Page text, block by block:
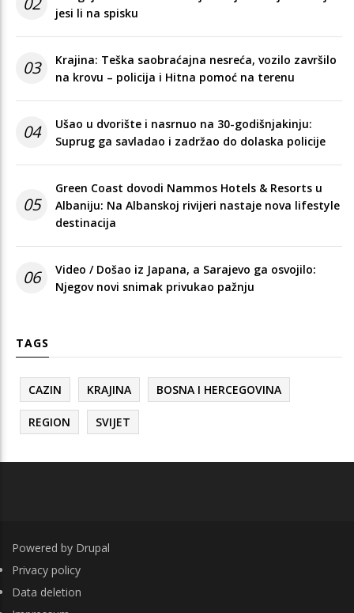
jesi li na spisku
03
Krajina: Teška saobraćajna nesreća, vozilo završilo
na krovu – policija i Hitna pomoć na terenu
04
Ušao u dvorište i nasrnuo na 30-godišnjakinju:
Suprug ga savladao i zadržao do dolaska policije
05
Green Coast dovodi Nammos Hotels & Resorts u
Albaniju: Na Albanskoj rivijeri nastaje nova lifestyle
destinacija
06
Video / Došao iz Japana, a Sarajevo ga osvojilo:
Njegov novi snimak privukao pažnju
TAGS
CAZIN KRAJINA BOSNA I HERCEGOVINA
REGION SVIJET
Powered by Drupal
FOOTER
Privacy policy
Data deletion